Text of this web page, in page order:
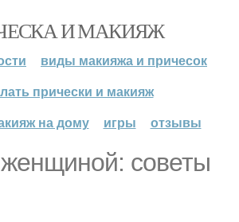
И МАКИЯЖ
виды макияжа и причесок
прически и макияж
на дому
игры отзывы
женщиной: советы